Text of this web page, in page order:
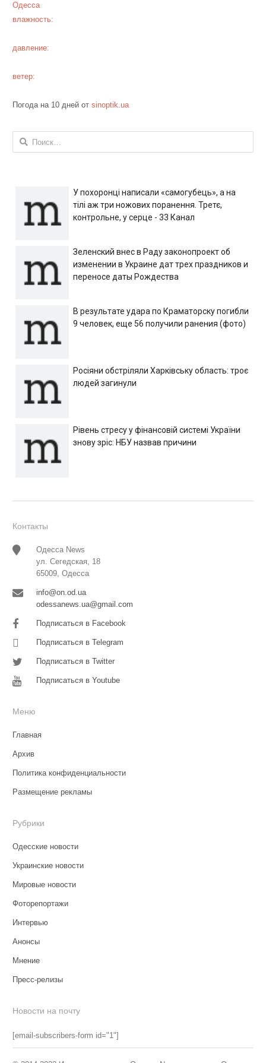
Одесса
влажность:
давление:
ветер:
Погода на 10 дней от sinoptik.ua
Найти:
У похоронці написали «самогубець», а на
тілі аж три ножових поранення. Третє,
контрольне, у серце - 33 Канал
Зеленский внес в Раду законопроект об
изменении в Украине дат трех праздников и
переносе даты Рождества
В результате удара по Краматорску погибли
9 человек, еще 56 получили ранения (фото)
Росіяни обстріляли Харківську область: троє
людей загинули
Рівень стресу у фінансовій системі України
знову зріс: НБУ назвав причини
Контакты
Одесса News
ул. Сегедская, 18
65009, Одесса
info@on.od.ua
odessanews.ua@gmail.com
Подписаться в Facebook
Подписаться в Telegram
Подписаться в Twitter
Подписаться в Youtube
Меню
Главная
Архив
Политика конфиденциальности
Размещение рекламы
Рубрики
Одесские новости
Украинские новости
Мировые новости
Фоторепортажи
Интервью
Анонсы
Мнение
Пресс-релизы
Новости на почту
[email-subscribers-form id="1"]